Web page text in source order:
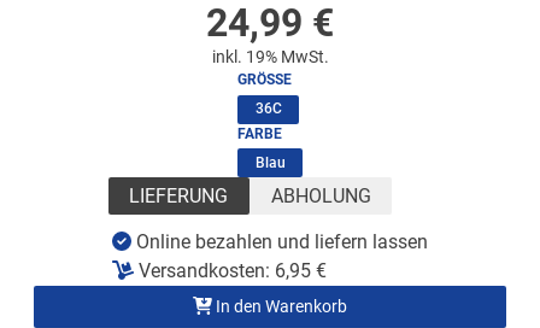
24,99 €
inkl. 19% MwSt.
GRÖSSE
36C(ausgewählt)
FARBE
Blau(ausgewählt)
LIEFERUNG ABHOLUNG
Online bezahlen und liefern lassen
Versandkosten: 6,95 €
In den Warenkorb